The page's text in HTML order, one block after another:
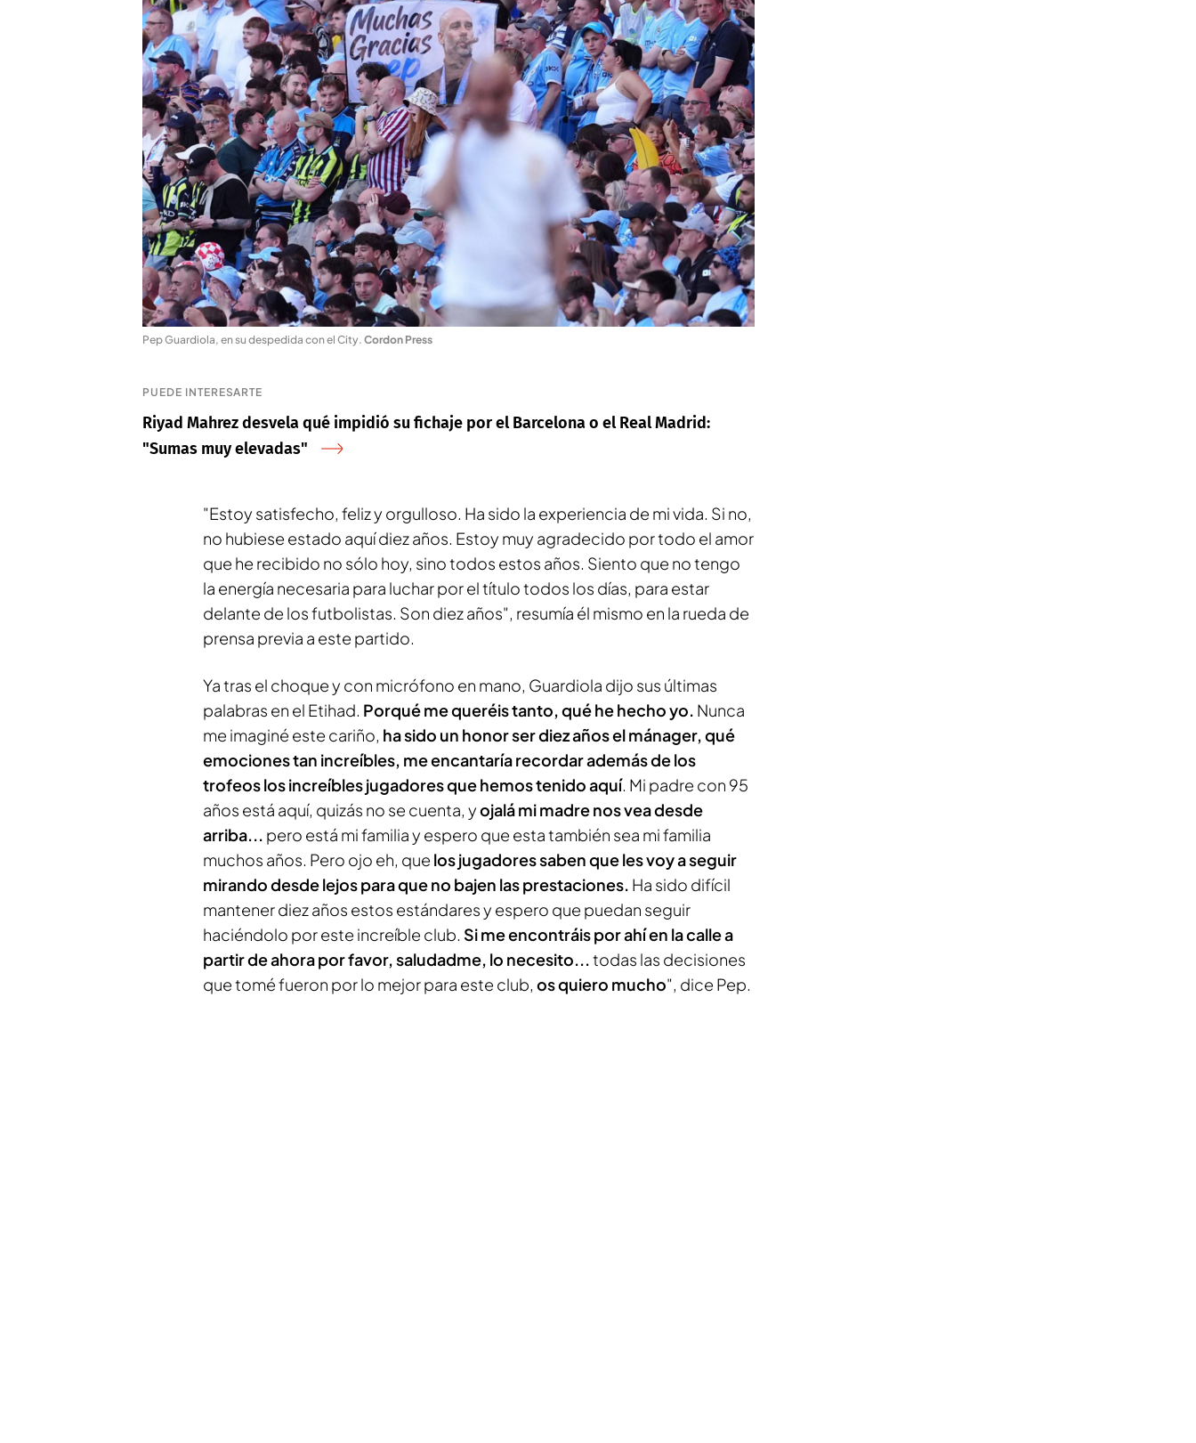
Pep Guardiola, en su despedida con el City. Cordon Press
PUEDE INTERESARTE
Riyad Mahrez desvela qué impidió su fichaje por el Barcelona o el Real Madrid:
"Sumas muy elevadas"
"Estoy satisfecho, feliz y orgulloso. Ha sido la experiencia de mi vida. Si no,
no hubiese estado aquí diez años. Estoy muy agradecido por todo el amor
que he recibido no sólo hoy, sino todos estos años. Siento que no tengo
la energía necesaria para luchar por el título todos los días, para estar
delante de los futbolistas. Son diez años", resumía él mismo en la rueda de
prensa previa a este partido.
Ya tras el choque y con micrófono en mano, Guardiola dijo sus últimas
palabras en el Etihad. Porqué me queréis tanto, qué he hecho yo. Nunca
me imaginé este cariño, ha sido un honor ser diez años el mánager, qué
emociones tan increíbles, me encantaría recordar además de los
trofeos los increíbles jugadores que hemos tenido aquí. Mi padre con 95
años está aquí, quizás no se cuenta, yojalá mi madre nos vea desde
arriba... pero está mi familia y espero que esta también sea mi familia
muchos años. Pero ojo eh, que los jugadores saben que les voy a seguir
mirando desde lejos para que no bajen las prestaciones. Ha sido difícil
mantener diez años estos estándares y espero que puedan seguir
haciéndolo por este increíble club. Si me encontráis por ahí en la calle a
partir de ahora por favor, saludadme, lo necesito...todas las decisiones
que tomé fueron por lo mejor para este club, os quiero mucho", dice Pep.